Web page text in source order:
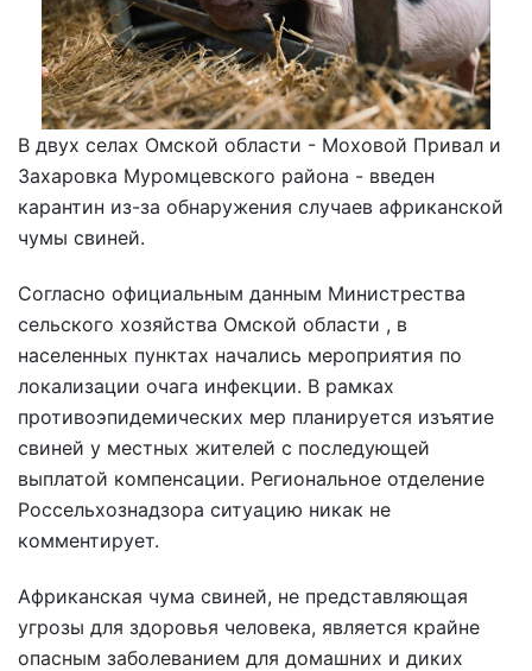
В двух селах Омской области - Моховой Привал и
Захаровка Муромцевского района - введен
карантин из-за обнаружения случаев африканской
чумы свиней.
Согласно официальным данным Министрества
сельского хозяйства Омской области , в
населенных пунктах начались мероприятия по
локализации очага инфекции. В рамках
противоэпидемических мер планируется изъятие
свиней у местных жителей с последующей
выплатой компенсации. Региональное отделение
Россельхознадзора ситуацию никак не
комментирует.
Африканская чума свиней, не представляющая
угрозы для здоровья человека, является крайне
опасным заболеванием для домашних и диких